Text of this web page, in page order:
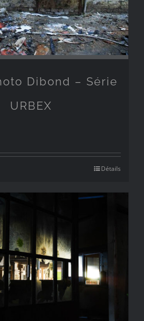
Dibond – Série
URBEX
Détails